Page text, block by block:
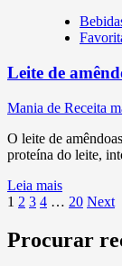
Leite de
Mania de Receita
O leite de
proteína do leite,
Leia mais
Paginação
de
posts
1 2 3 4 … 20 Next
Procurar